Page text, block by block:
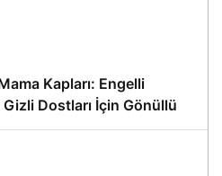
Kapları: Engelli
Dostları İçin Gönüllü